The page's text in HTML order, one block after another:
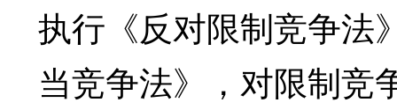
执行《反对限制竞争法
当竞争法》，对限制竞